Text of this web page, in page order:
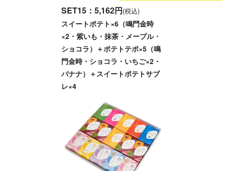
SET15：5,162円(税込)
スイートポテト×6（鳴門金時
×2・紫いも・抹茶・メープル・
ショコラ）＋ポテトテポ×5（鳴
門金時・ショコラ・いちご×2・
バナナ）＋スイートポテトサブ
レ×4